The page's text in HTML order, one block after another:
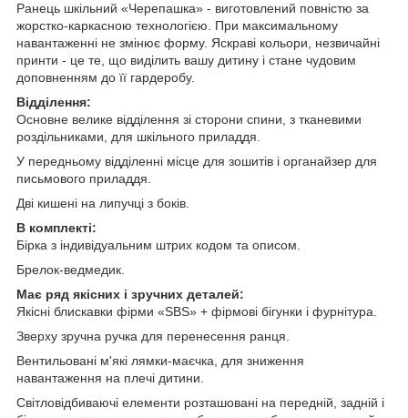
Ранець шкільний «Черепашка» - виготовлений повністю за
жорстко-каркасною технологією. При максимальному
навантаженні не змінює форму. Яскраві кольори, незвичайні
принти - це те, що виділить вашу дитину і стане чудовим
доповненням до її гардеробу.
Відділення:
Основне велике відділення зі сторони спини, з тканевими
роздільниками, для шкільного приладдя.
У передньому відділенні місце для зошитів і органайзер для
письмового приладдя.
Дві кишені на липучці з боків.
В комплекті:
Бірка з індивідуальним штрих кодом та описом.
Брелок-ведмедик.
Має ряд якісних і зручних деталей:
Якісні блискавки фірми «SBS» + фірмові бігунки і фурнітура.
Зверху зручна ручка для перенесення ранця.
Вентильовані м'які лямки-маєчка, для зниження
навантаження на плечі дитини.
Світловідбиваючі елементи розташовані на передній, задній і